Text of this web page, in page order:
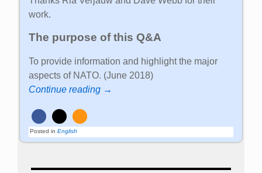
work.
The purpose of this Q&A
To provide information and highlight the major
aspects of NATO. (June 2018)
Continue reading →
Posted in English